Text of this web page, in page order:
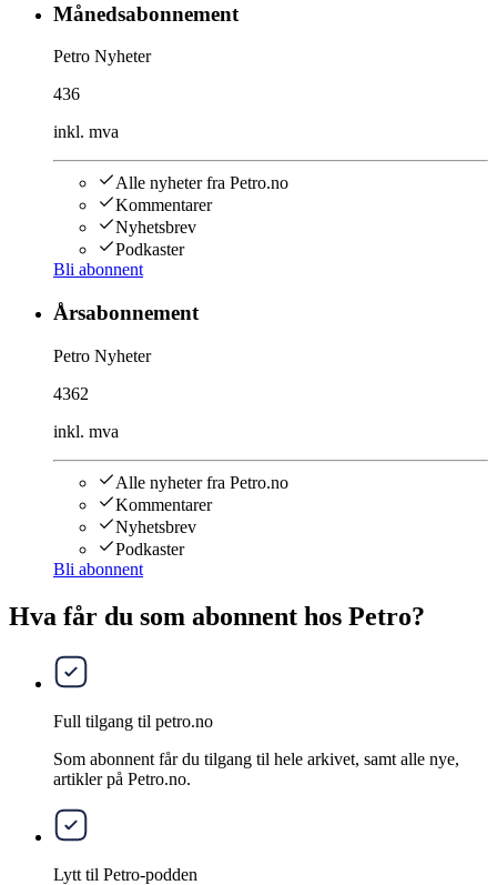
Månedsabonnement
Petro Nyheter
436
inkl. mva
Alle nyheter fra Petro.no
Kommentarer
Nyhetsbrev
Podkaster
Bli abonnent
Årsabonnement
Petro Nyheter
4362
inkl. mva
Alle nyheter fra Petro.no
Kommentarer
Nyhetsbrev
Podkaster
Bli abonnent
Hva får du som abonnent hos Petro?
Full tilgang til petro.no
Som abonnent får du tilgang til hele arkivet, samt alle nye,
artikler på Petro.no.
Lytt til Petro-podden